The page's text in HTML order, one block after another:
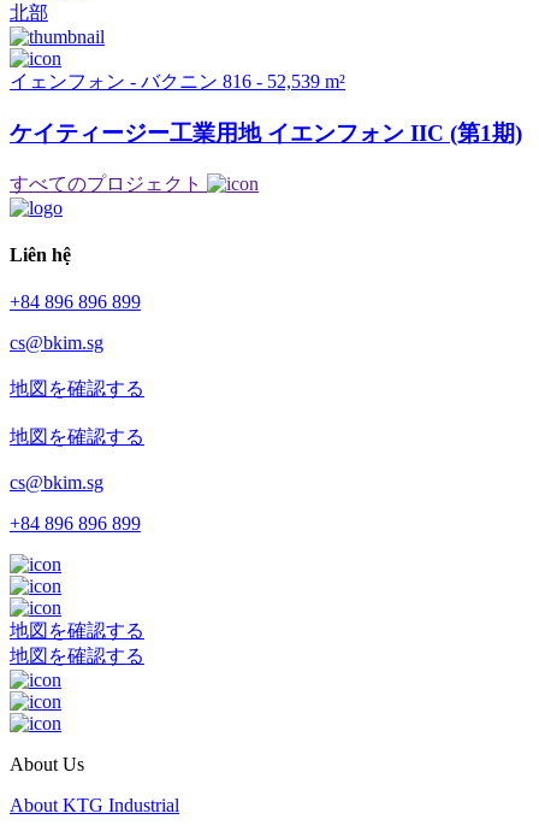
北部
イェンフォン - バクニン 816 - 52,539 m²
ケイティージー工業用地 イエンフォン IIC (第1期)
すべてのプロジェクト
Liên hệ
+84 896 896 899
cs@bkim.sg
地図を確認する
地図を確認する
cs@bkim.sg
+84 896 896 899
地図を確認する
地図を確認する
About Us
About KTG Industrial